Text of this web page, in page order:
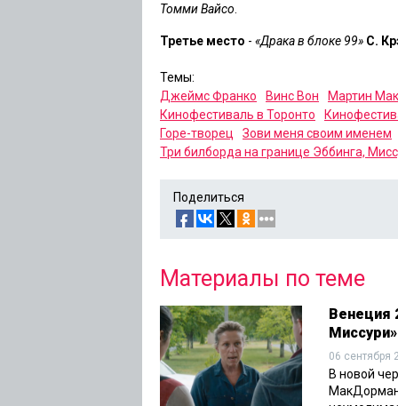
Томми Вайсо
Третье место - «Драка в блоке 99» С.
Темы:
Джеймс Франко
Винс Вон
Мартин
Кинофестиваль в Торонто
Горе-творец
Зови меня своим именем
Три билборда на границе Эббинга,
Поделиться
Материалы по теме
Венеция
06 сентября
В новой